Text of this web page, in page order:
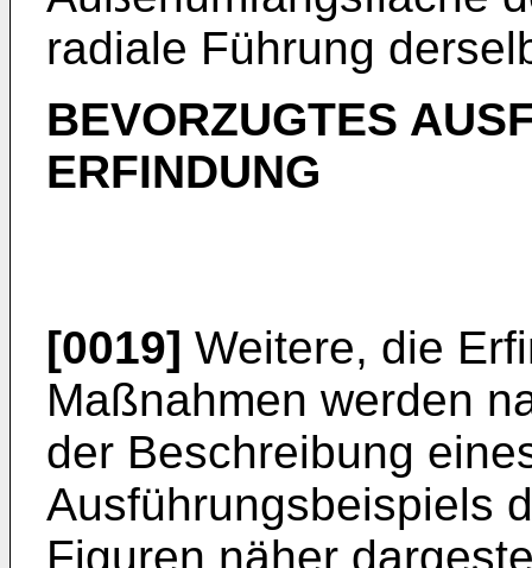
radiale Führung
BEVORZUGTES
ERFINDUNG
[0019] Weitere, die
Maßnahmen werden
der Beschreibung
Ausführungsbeispiels
Figuren näher